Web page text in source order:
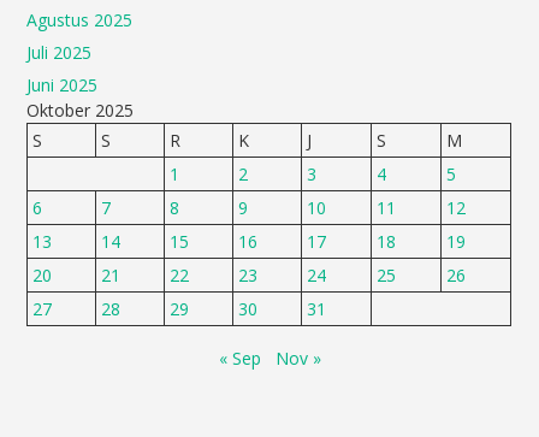
Agustus 2025
Juli 2025
Juni 2025
Oktober 2025
S
S R K J S
M
1
2 3 4
5
6
7 8 9 10 11
12
13
14 15 16 17 18
19
20
21 22 23 24 25
26
27
28 29 30 31
« Sep Nov »